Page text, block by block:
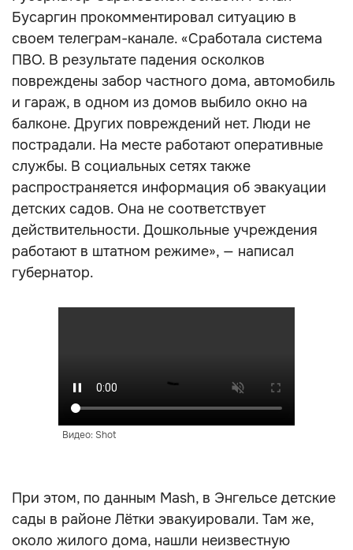
Бусаргин прокомментировал ситуацию в
своем телеграм-канале. «Сработала система
ПВО. В результате падения осколков
повреждены забор частного дома, автомобиль
и гараж, в одном из домов выбило окно на
балконе. Других повреждений нет. Люди не
пострадали. На месте работают оперативные
службы. В социальных сетях также
распространяется информация об эвакуации
детских садов. Она не соответствует
действительности. Дошкольные учреждения
работают в штатном режиме», — написал
губернатор.
Видео: Shot
При этом, по данным Mash, в Энгельсе детские
сады в районе Лётки эвакуировали. Там же,
около жилого дома, нашли неизвестную